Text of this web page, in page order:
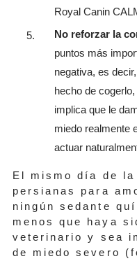
Royal Canin
No reforzar la
puntos más
negativa, es
hecho de
implica que le
miedo realmente
actuar
El mismo día de
persianas para
ningún sedante
menos que haya
veterinario y sea
de miedo severo